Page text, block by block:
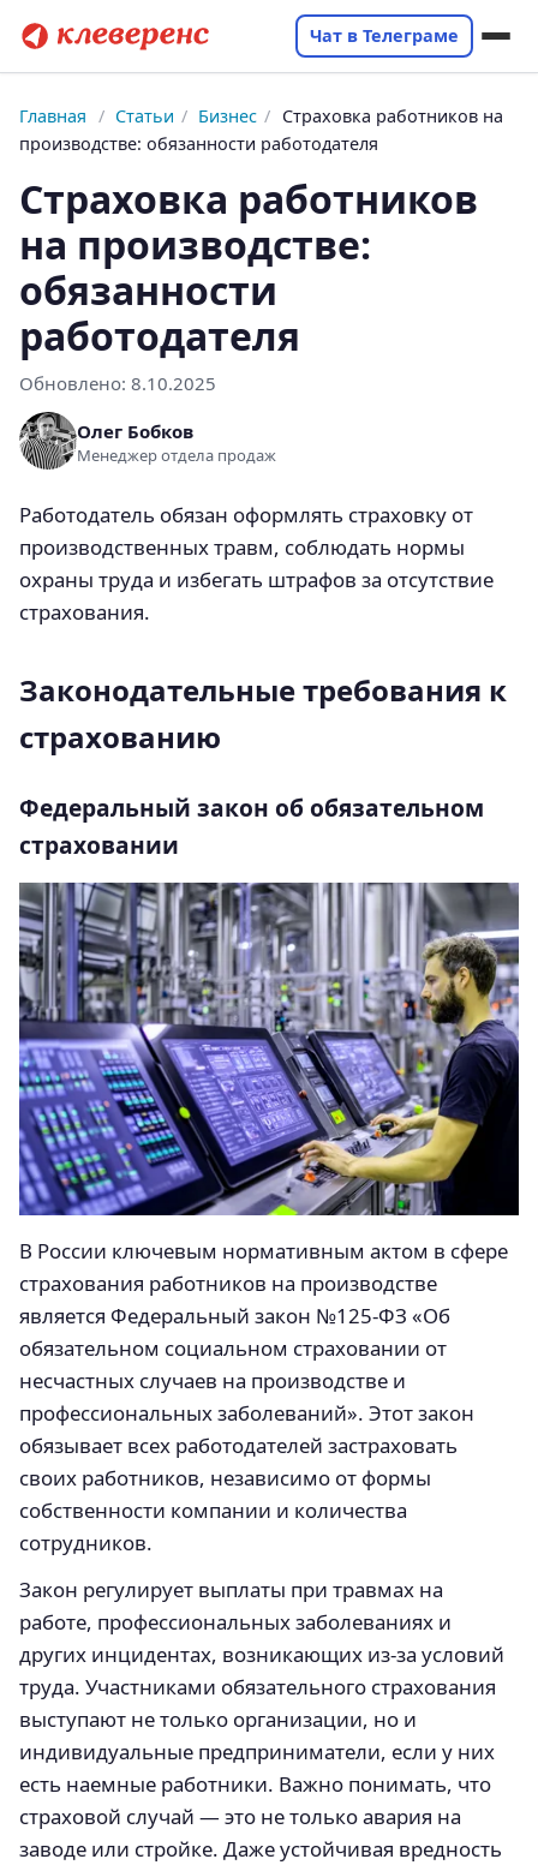
Чат в Телеграме
Главная / Статьи / Бизнес / Страховка работников на
производстве: обязанности работодателя
Страховка работников
на производстве:
обязанности
работодателя
Обновлено: 8.10.2025
Олег Бобков
Менеджер отдела продаж
Работодатель обязан оформлять страховку от
производственных травм, соблюдать нормы
охраны труда и избегать штрафов за отсутствие
страхования.
Законодательные требования к
страхованию
Федеральный закон об обязательном
страховании
В России ключевым нормативным актом в сфере
страхования работников на производстве
является Федеральный закон №125-ФЗ «Об
обязательном социальном страховании от
несчастных случаев на производстве и
профессиональных заболеваний». Этот закон
обязывает всех работодателей застраховать
своих работников, независимо от формы
собственности компании и количества
сотрудников.
Закон регулирует выплаты при травмах на
работе, профессиональных заболеваниях и
других инцидентах, возникающих из-за условий
труда. Участниками обязательного страхования
выступают не только организации, но и
индивидуальные предприниматели, если у них
есть наемные работники. Важно понимать, что
страховой случай — это не только авария на
заводе или стройке. Даже устойчивая вредность